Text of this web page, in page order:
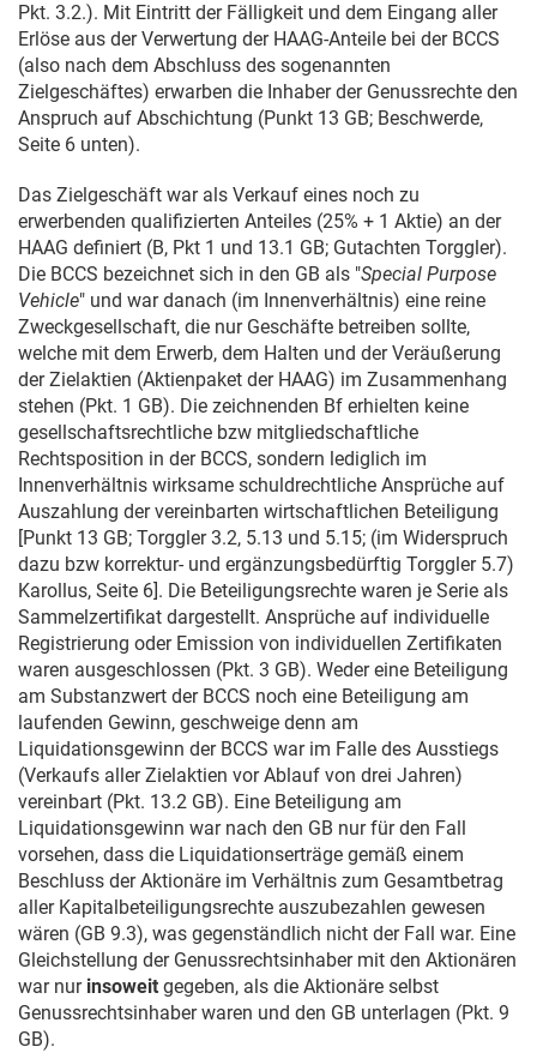
Pkt. 3.2.). Mit Eintritt der Fälligkeit und dem Eingang aller
Erlöse aus der Verwertung der HAAG-Anteile bei der BCCS
(also nach dem Abschluss des sogenannten
Zielgeschäftes) erwarben die Inhaber der Genussrechte den
Anspruch auf Abschichtung (Punkt 13 GB; Beschwerde,
Seite 6 unten).
Das Zielgeschäft war als Verkauf eines noch zu
erwerbenden qualifizierten Anteiles (25% + 1 Aktie) an der
HAAG definiert (B, Pkt 1 und 13.1 GB; Gutachten Torggler).
Die BCCS bezeichnet sich in den GB als "Special Purpose
Vehicle" und war danach (im Innenverhältnis) eine reine
Zweckgesellschaft, die nur Geschäfte betreiben sollte,
welche mit dem Erwerb, dem Halten und der Veräußerung
der Zielaktien (Aktienpaket der HAAG) im Zusammenhang
stehen (Pkt. 1 GB). Die zeichnenden Bf erhielten keine
gesellschaftsrechtliche bzw mitgliedschaftliche
Rechtsposition in der BCCS, sondern lediglich im
Innenverhältnis wirksame schuldrechtliche Ansprüche auf
Auszahlung der vereinbarten wirtschaftlichen Beteiligung
[Punkt 13 GB; Torggler 3.2, 5.13 und 5.15; (im Widerspruch
dazu bzw korrektur- und ergänzungsbedürftig Torggler 5.7)
Karollus, Seite 6]. Die Beteiligungsrechte waren je Serie als
Sammelzertifikat dargestellt. Ansprüche auf individuelle
Registrierung oder Emission von individuellen Zertifikaten
waren ausgeschlossen (Pkt. 3 GB). Weder eine Beteiligung
am Substanzwert der BCCS noch eine Beteiligung am
laufenden Gewinn, geschweige denn am
Liquidationsgewinn der BCCS war im Falle des Ausstiegs
(Verkaufs aller Zielaktien vor Ablauf von drei Jahren)
vereinbart (Pkt. 13.2 GB). Eine Beteiligung am
Liquidationsgewinn war nach den GB nur für den Fall
vorsehen, dass die Liquidationserträge gemäß einem
Beschluss der Aktionäre im Verhältnis zum Gesamtbetrag
aller Kapitalbeteiligungsrechte auszubezahlen gewesen
wären (GB 9.3), was gegenständlich nicht der Fall war. Eine
Gleichstellung der Genussrechtsinhaber mit den Aktionären
war nur insoweit gegeben, als die Aktionäre selbst
Genussrechtsinhaber waren und den GB unterlagen (Pkt. 9
GB).